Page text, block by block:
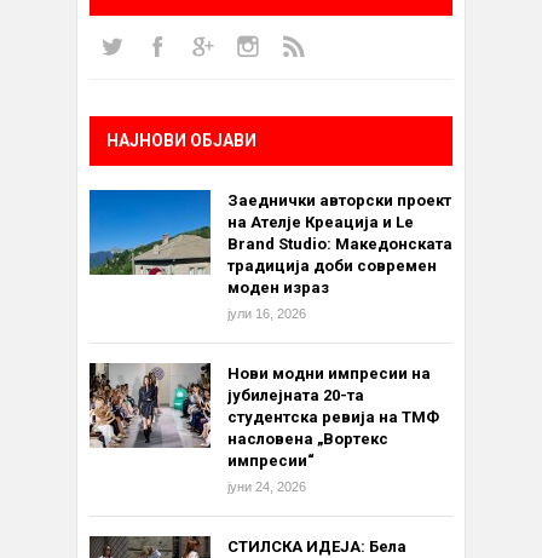
НАЈНОВИ ОБЈАВИ
Заеднички авторски проект
на Ателје Креација и Le
Brand Studio: Македонската
традиција доби современ
моден израз
јули 16, 2026
Нови модни импресии на
јубилејната 20-та
студентска ревија на ТМФ
насловена „Вортекс
импресии“
јуни 24, 2026
СТИЛСКА ИДЕЈА: Бела